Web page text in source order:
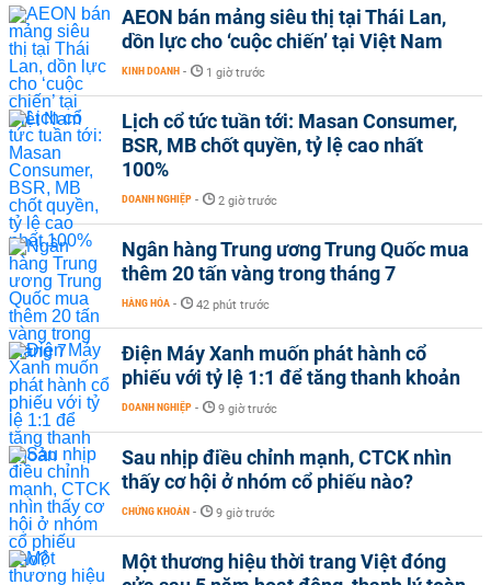
AEON bán mảng siêu thị tại Thái Lan,
dồn lực cho ‘cuộc chiến’ tại Việt Nam
KINH DOANH - 1 giờ trước
Lịch cổ tức tuần tới: Masan Consumer,
BSR, MB chốt quyền, tỷ lệ cao nhất
100%
DOANH NGHIỆP - 2 giờ trước
Ngân hàng Trung ương Trung Quốc mua
thêm 20 tấn vàng trong tháng 7
HÀNG HÓA - 42 phút trước
Điện Máy Xanh muốn phát hành cổ
phiếu với tỷ lệ 1:1 để tăng thanh khoản
DOANH NGHIỆP - 9 giờ trước
Sau nhịp điều chỉnh mạnh, CTCK nhìn
thấy cơ hội ở nhóm cổ phiếu nào?
CHỨNG KHOÁN - 9 giờ trước
Một thương hiệu thời trang Việt đóng